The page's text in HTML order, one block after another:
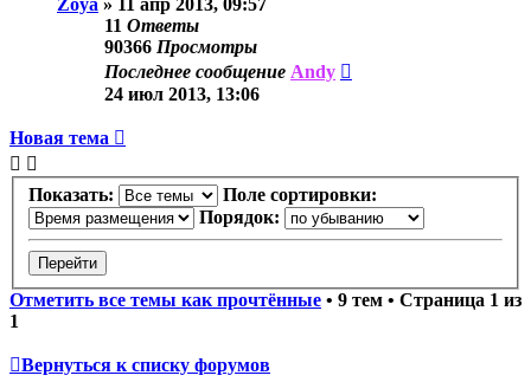
11 Ответы
90366 Просмотры
Последнее сообщение Andy
24 июл 2013, 13:06
Новая тема
Показать:
Поле сортировки:
Порядок:
Отметить все темы как прочтённые • 9 тем • Страница 1 из
1
Вернуться к списку форумов